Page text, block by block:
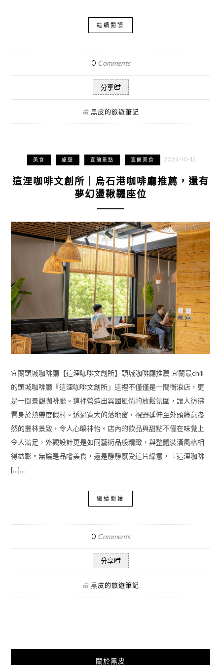
繼續閱讀
0 Comments
分享
由 黑皮的旅遊筆記
美食 旅遊 宜蘭景點 宜蘭美食 2024-10-12
這浬咖啡文創所｜烏石港咖啡廳推薦，還有
夢幻盪鞦韆座位
宜蘭頭城咖啡廳【這浬咖啡文創所】頭城咖啡廳推薦 宜蘭最chill
的頭城咖啡廳『這浬咖啡文創所』這裡不僅僅是一間衝浪店，更
是一間景觀咖啡廳。這裡營造出異國風情的放鬆氛圍，讓人彷彿
置身於熱帶度假村。透過寬大的落地窗，視野延伸至外頭綠意盎
然的叢林景致，令人心曠神怡。店內的飲品與甜點不僅在味覺上
令人滿足，外觀設計更是如同藝術品般精緻，與整體裝潢風格相
得益彰。無論是品嚐美食，還是靜靜感受這片綠意，『這浬咖啡
[…]…
繼續閱讀
0 Comments
分享
由 黑皮的旅遊筆記
關於黑皮